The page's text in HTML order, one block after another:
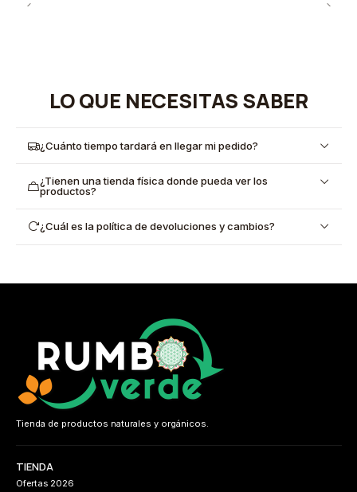
LO QUE NECESITAS SABER
¿Cuánto tiempo tardará en llegar mi pedido?
¿Tienen una tienda física donde pueda ver los
productos?
¿Cuál es la política de devoluciones y cambios?
Tienda de productos naturales y orgánicos.
TIENDA
Ofertas 2026